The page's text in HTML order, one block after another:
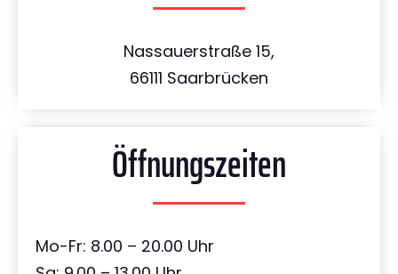
Nassauerstraße 15,
66111 Saarbrücken
Öffnungszeiten
Mo-Fr: 8.00 – 20.00 Uhr